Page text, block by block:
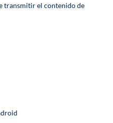
transmitir el contenido de